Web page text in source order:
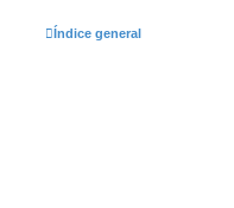
Índice general